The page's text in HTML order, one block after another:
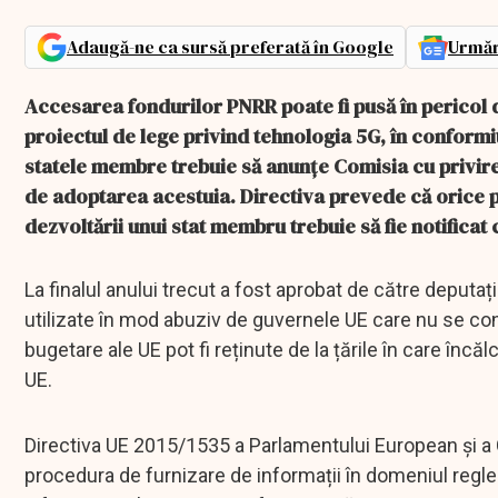
Adaugă-ne ca sursă preferată în Google
Accesarea fondurilor PNRR poate fi pusă în
proiectul de lege privind tehnologia 5G, în
statele membre trebuie să anunţe Comisia cu
de adoptarea acestuia. Directiva prevede că
dezvoltării unui stat membru trebuie să fie notificat
La finalul anului trecut a fost aprobat de către
utilizate în mod abuziv de guvernele UE care nu se
bugetare ale UE pot fi reținute de la țările în care
UE.
Directiva UE 2015/1535 a Parlamentului European şi
procedura de furnizare de informații în domeniul